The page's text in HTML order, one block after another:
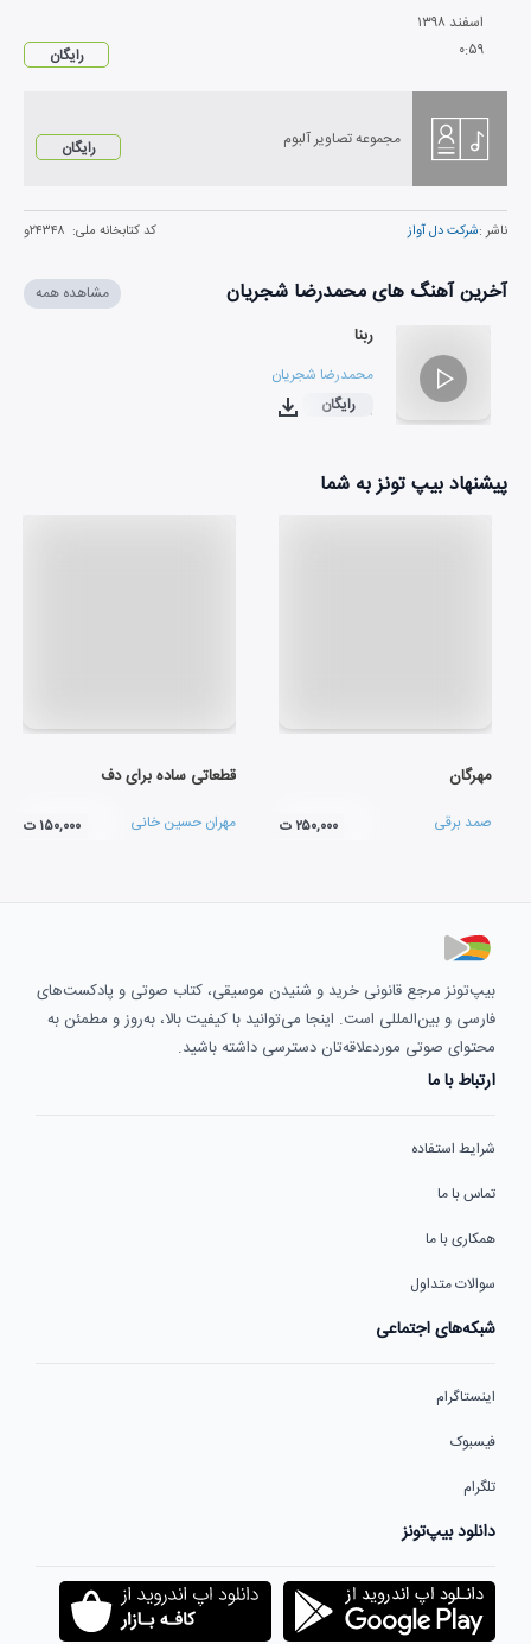
اسفند ۱۳۹۸
۰:۵۹ رایگان
مجموعه تصاویر آلبوم رایگان
ناشر :شرکت دل آواز کد کتابخانه ملی: ۲۴۳۴۸و
آخرین آهنگ های محمدرضا شجریان مشاهده همه
ربنا
محمدرضا شجریان
۰۴:۲۹رایگان
پیشنهاد بیپ تونز به شما
مهرگان
صمد برقی ۲۵۰,۰۰۰ ت
قطعاتی ساده برای دف
مهران حسین خانی ۱۵۰,۰۰۰ ت
بیپ‌تونز مرجع قانونی خرید و شنیدن موسیقی، کتاب صوتی و پادکست‌های
فارسی و بین‌المللی است. اینجا می‌توانید با کیفیت بالا، به‌روز و مطمئن به
محتوای صوتی موردعلاقه‌تان دسترسی داشته باشید.
ارتباط با ما
شرایط استفاده
تماس با ما
همکاری با ما
سوالات متداول
شبکه‌های اجتماعی
اینستاگرام
فیسبوک
تلگرام
دانلود بیپ‌تونز